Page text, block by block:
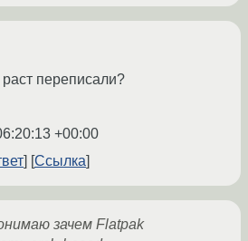
переписали?
+00:00
Ссылка
зачем Flatpak